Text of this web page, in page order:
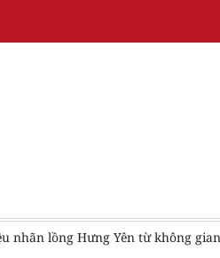
lồng Hưng Yên từ không gian